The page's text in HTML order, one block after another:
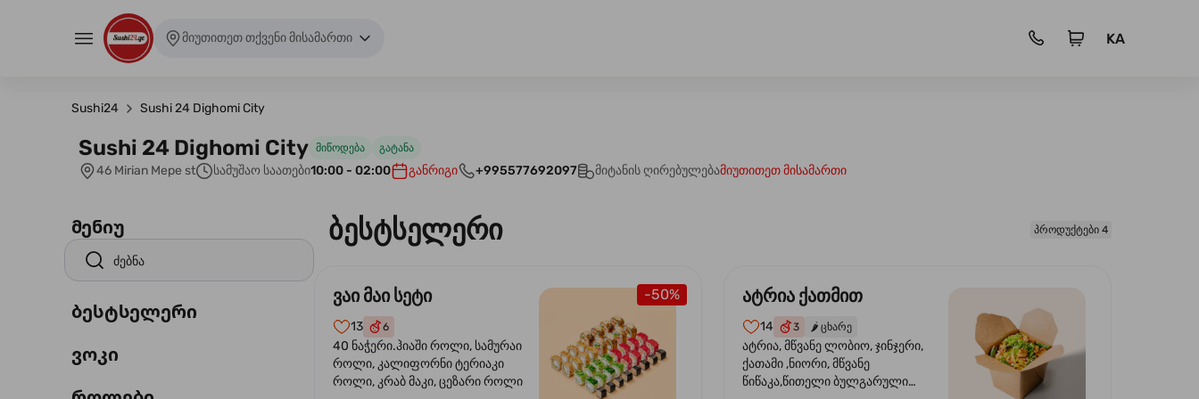
მიუთითეთ თქვენი მისამართი KA
Sushi24 Sushi 24 Dighomi City
Sushi 24 Dighomi City მიწოდება გატანა
46 Mirian Mepe st სამუშაო საათები10:00 - 02:00 განრიგი +995577692097 მიტანის ღირებულებამიუთითეთ მისამართი
მენიუ
ბესტსელერი
ვოკი
ბესტსელერი პროდუქტები 4
-50%
ვაი მაი სეტი
13 6
40 ნაჭერი.ჰიაში როლი, სამურაი
როლი, კალიფორნი ტერიაკი
როლი, კრაბ მაკი, ცეზარი როლი
ატრია ქათმით
14 3 🌶️ ცხარე
ატრია, მწვანე ლობიო, ჯინჯერი,
ქათამი ,ნიორი, მწვანე
წიწაკა,წითელი ბულგარული